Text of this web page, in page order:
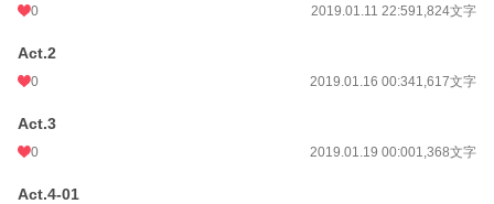
0 2019.01.11 22:591,824文字
Act.2
0 2019.01.16 00:341,617文字
Act.3
0 2019.01.19 00:001,368文字
Act.4-01